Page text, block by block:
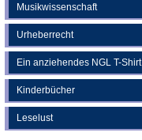
Musikwissenschaft
Urheberrecht
Ein anziehendes NGL T-Shirt
Kinderbücher
Leselust